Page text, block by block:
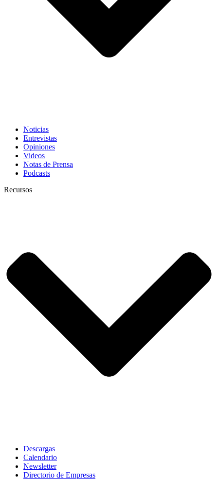
Noticias
Entrevistas
Opiniones
Videos
Notas de Prensa
Podcasts
Recursos
Descargas
Calendario
Newsletter
Directorio de Empresas